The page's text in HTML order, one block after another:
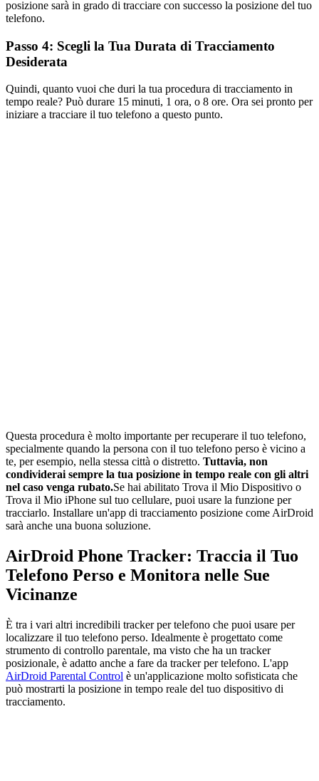
posizione sarà in grado di tracciare con successo la posizione del tuo
telefono.
Passo 4: Scegli la Tua Durata di Tracciamento
Desiderata
Quindi, quanto vuoi che duri la tua procedura di tracciamento in
tempo reale? Può durare 15 minuti, 1 ora, o 8 ore. Ora sei pronto per
iniziare a tracciare il tuo telefono a questo punto.
Questa procedura è molto importante per recuperare il tuo telefono,
specialmente quando la persona con il tuo telefono perso è vicino a
te, per esempio, nella stessa città o distretto. Tuttavia, non
condividerai sempre la tua posizione in tempo reale con gli altri
nel caso venga rubato.Se hai abilitato Trova il Mio Dispositivo o
Trova il Mio iPhone sul tuo cellulare, puoi usare la funzione per
tracciarlo. Installare un'app di tracciamento posizione come AirDroid
sarà anche una buona soluzione.
AirDroid Phone Tracker: Traccia il Tuo
Telefono Perso e Monitora nelle Sue
Vicinanze
È tra i vari altri incredibili tracker per telefono che puoi usare per
localizzare il tuo telefono perso. Idealmente è progettato come
strumento di controllo parentale, ma visto che ha un tracker
posizionale, è adatto anche a fare da tracker per telefono. L'app
AirDroid Parental Control è un'applicazione molto sofisticata che
può mostrarti la posizione in tempo reale del tuo dispositivo di
tracciamento.